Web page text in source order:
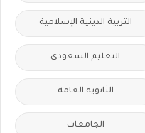
التربية الدينية الإسلامية
التعليم السعودى
الثانوية العامة
الجامعات